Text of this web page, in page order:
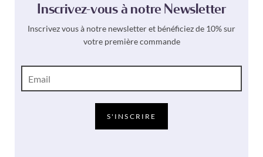
Inscrivez-vous à notre Newsletter
Inscrivez vous à notre newsletter et bénéficiez de 10% sur
votre première commande
m
S'INSCRIRE